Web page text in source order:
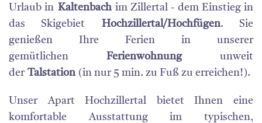
Urlaub in Kaltenbach im Zillertal - dem Einstieg in
das Skigebiet Hochzillertal/Hochfügen. Sie
genießen Ihre Ferien in unserer
gemütlichen Ferienwohnung unweit
der Talstation (in nur 5 min. zu Fuß zu erreichen!).
Unser Apart Hochzillertal bietet Ihnen eine
komfortable Ausstattung im typischen,